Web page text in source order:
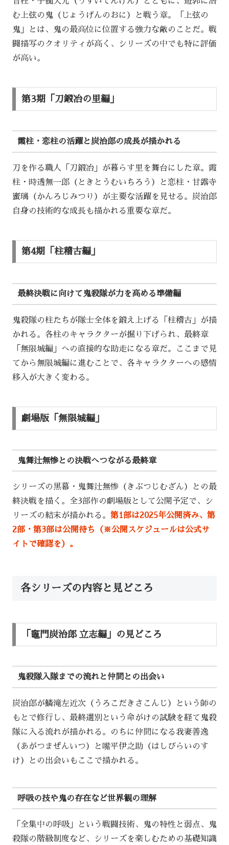
む上弦の鬼（じょうげんのおに）と戦う章。「上弦の
鬼」とは、鬼の最高位に位置する強力な敵のことだ。戦
闘描写のクオリティが高く、シリーズの中でも特に評価
が高い。
第3期「刀鍛冶の里編」
霞柱・恋柱の活躍と炭治郎の成長が描かれる
刀を作る職人「刀鍛冶」が暮らす里を舞台にした章。霞
柱・時透無一郎（ときとうむいちろう）と恋柱・甘露寺
蜜璃（かんろじみつり）が主要な活躍を見せる。炭治郎
自身の技術的な成長も描かれる重要な章だ。
第4期「柱稽古編」
最終決戦に向けて鬼殺隊が力を高める準備編
鬼殺隊の柱たちが隊士全体を鍛え上げる「柱稽古」が描
かれる。各柱のキャラクターが掘り下げられ、最終章
「無限城編」への直接的な助走になる章だ。ここまで見
てから無限城編に進むことで、各キャラクターへの感情
移入が大きく変わる。
劇場版「無限城編」
鬼舞辻無惨との決戦へつながる最終章
シリーズの黒幕・鬼舞辻無惨（きぶつじむざん）との最
終決戦を描く。全3部作の劇場版として公開予定で、シ
リーズの結末が描かれる。 第1部は2025年公開済み、第
2部・第3部は公開待ち（※公開スケジュールは公式サ
イトで確認を）。
各シリーズの内容と見どころ
「竈門炭治郎 立志編」の見どころ
鬼殺隊入隊までの流れと仲間との出会い
炭治郎が鱗滝左近次（うろこだきさこんじ）という師の
もとで修行し、最終選別という命がけの試験を経て鬼殺
隊に入る流れが描かれる。のちに仲間になる我妻善逸
（あがつまぜんいつ）と嘴平伊之助（はしびらいのす
け）との出会いもここで描かれる。
呼吸の技や鬼の存在など世界観の理解
「全集中の呼吸」という戦闘技術、鬼の特性と弱点、鬼
殺隊の階級制度など、シリーズを楽しむための基礎知識